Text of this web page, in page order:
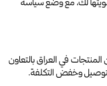
لك، مع وضع سياسة
في العراق بالتعاون